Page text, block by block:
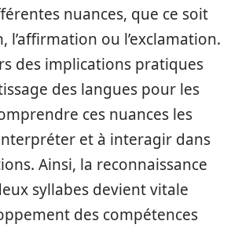
nuances, que ce soit
l’affirmation ou l’exclamation.
des implications pratiques
des langues pour les
ces nuances les
et à interagir dans
Ainsi, la reconnaissance
syllabes devient vitale
des compétences